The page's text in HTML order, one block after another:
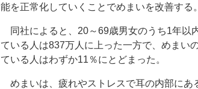
能を正常化していくことでめまいを改善する。
同社によると、20～69歳男女のうち1年以
ている人は837万人に上った一方で、めまい
ている人はわずか11％にとどまった。
めまいは、疲れやストレスで耳の内部にあ